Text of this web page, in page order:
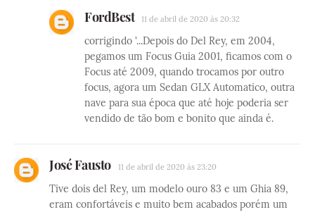
FordBest 11 de abril de 2020 às 20:32
corrigindo '...Depois do Del Rey, em 2004,
pegamos um Focus Guia 2001, ficamos com o
Focus até 2009, quando trocamos por outro
focus, agora um Sedan GLX Automatico, outra
nave para sua época que até hoje poderia ser
vendido de tão bom e bonito que ainda é.
José Fausto 11 de abril de 2020 às 23:20
Tive dois del Rey, um modelo ouro 83 e um Ghia 89,
eram confortáveis e muito bem acabados porém um